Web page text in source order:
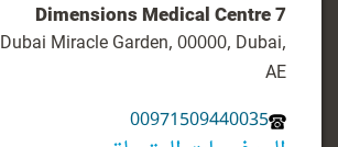
7 Dimensions Medical Centre
Miracle Garden, 00000, Dubai,
AE
00971509440035